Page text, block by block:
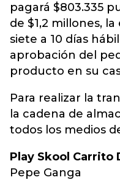
pagará $803.335
de $1,2 millones,
siete a 10 días
aprobación del
producto en su
Para realizar la
la cadena de
todos los medios
Play Skool
Pepe Ganga